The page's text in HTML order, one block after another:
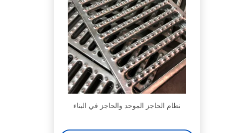
نظام الحاجز الموحد والحاجز في البناء